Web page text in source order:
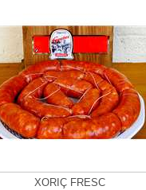
XORIÇ FRESC